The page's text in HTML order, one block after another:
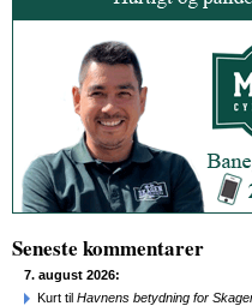
Seneste kommentarer
7. august 2026:
Kurt til Havnens betydning for